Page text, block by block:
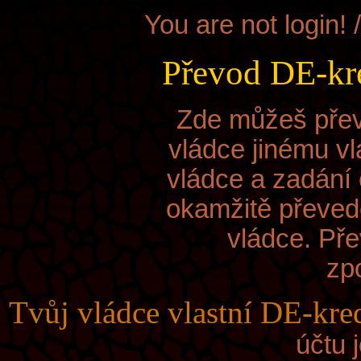
You are not login!
Převod DE-
Zde můžeš
vládce jinému
vládce a
okamžitě
vládce.
Tvůj vládcevlastní DE-
účtu